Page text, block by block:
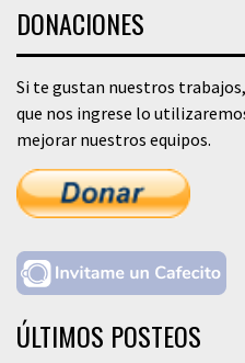
DONACIONES
Si te gustan nuestros
que nos ingrese lo
mejorar nuestros equipos.
ÚLTIMOS POSTEOS